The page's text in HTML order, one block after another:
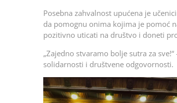
Posebna zahvalnost upućena je
da pomognu onima kojima je pomoć
pozitivno uticati na društvo i doneti
„Zajedno stvaramo bolje sutra za
solidarnosti i društvene odgovornosti.